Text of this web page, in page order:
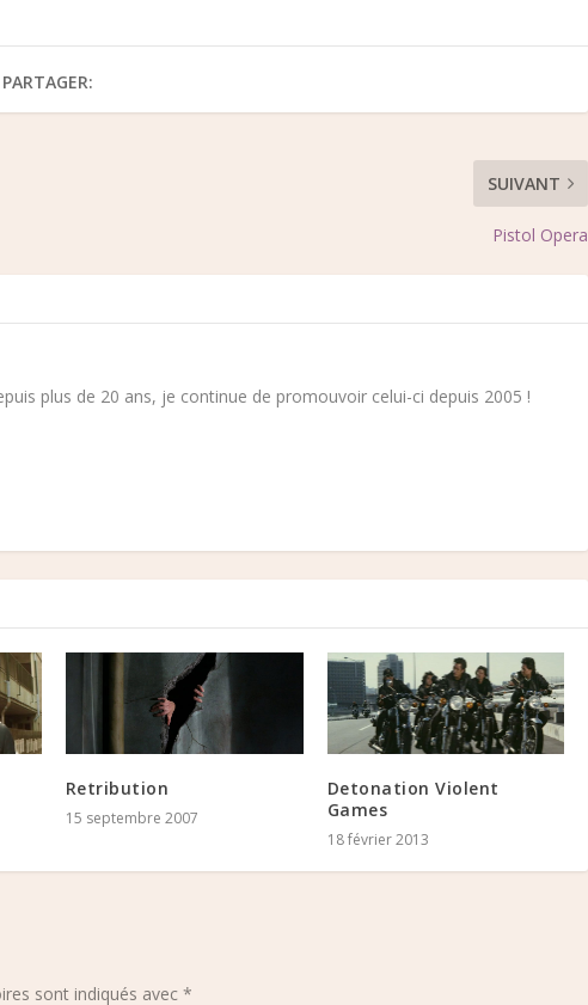
PARTAGER:
SUIVANT
Pistol Opera
plus de 20 ans, je continue de promouvoir celui-ci depuis 2005 !
Retribution
15 septembre 2007
Detonation Violent
Games
18 février 2013
sont indiqués avec*